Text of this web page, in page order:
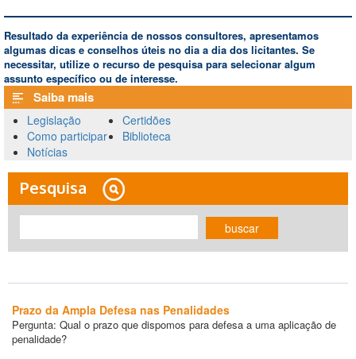
Resultado da experiência de nossos consultores, apresentamos
algumas dicas e conselhos úteis no dia a dia dos licitantes. Se
necessitar, utilize o recurso de pesquisa para selecionar algum
assunto específico ou de interesse.
Saiba mais
Legislação
Como participar
Notícias
Certidões
Biblioteca
Pesquisa
buscar
Prazo da Ampla Defesa nas Penalidades
Pergunta: Qual o prazo que dispomos para defesa a uma aplicação de
penalidade?